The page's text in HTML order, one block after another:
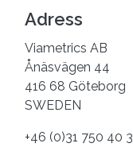
Adress
Viametrics AB
Ånäsvägen 44
416 68 Göteborg
SWEDEN
+46 (0)31 750 40